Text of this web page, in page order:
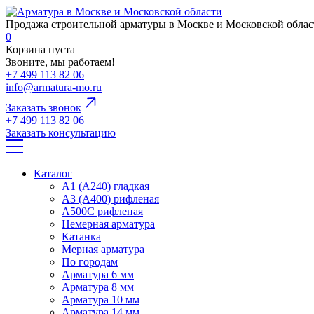
Продажа строительной арматуры в Москве и Московской
0
Корзина пуста
Звоните, мы работаем!
+7 499 113 82 06
info@armatura-mo.ru
Заказать звонок
+7 499 113 82 06
Заказать консультацию
Каталог
А1 (А240) гладкая
А3 (А400) рифленая
А500С рифленая
Немерная арматура
Катанка
Мерная арматура
По городам
Арматура 6 мм
Арматура 8 мм
Арматура 10 мм